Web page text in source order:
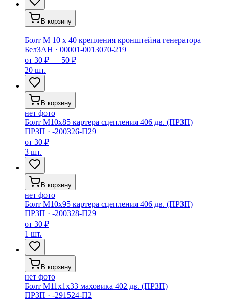
В корзину
Болт М 10 х 40 крепления кронштейна генератора
БелЗАН · 00001-0013070-219
от 30 ₽ — 50 ₽
20 шт.
В корзину
нет фото
Болт М10х85 картера сцепления 406 дв. (ПРЗП)
ПРЗП · -200326-П29
от 30 ₽
3 шт.
В корзину
нет фото
Болт М10х95 картера сцепления 406 дв. (ПРЗП)
ПРЗП · -200328-П29
от 30 ₽
1 шт.
В корзину
нет фото
Болт М11х1х33 маховика 402 дв. (ПРЗП)
ПРЗП · -291524-П2